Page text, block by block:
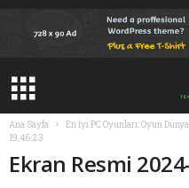
Ana Sayfa En İyi PC Oyunları: Oyun
19.46.23
Ekran Resmi